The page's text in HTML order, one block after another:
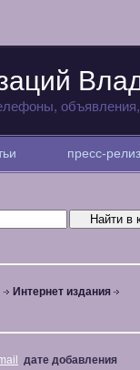
пресс-
Интернет издания
дате добавления